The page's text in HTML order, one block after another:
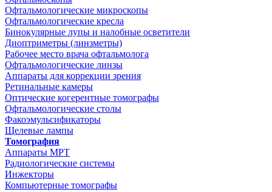
Офтальмологические микроскопы
Офтальмологические кресла
Бинокулярные лупы и налобные осветители
Диоптриметры (линзметры)
Рабочее место врача офтальмолога
Офтальмологические линзы
Аппараты для коррекции зрения
Ретинальные камеры
Оптические когерентные томографы
Офтальмологические столы
Факоэмульсификаторы
Щелевые лампы
Томография
Аппараты МРТ
Радиологические системы
Инжекторы
Компьютерные томографы